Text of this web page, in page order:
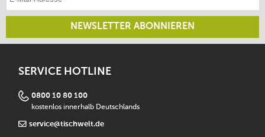
NEWSLETTER ABONNIEREN
SERVICE HOTLINE
0800 10 80 100
kostenlos innerhalb Deutschlands
service@tischwelt.de